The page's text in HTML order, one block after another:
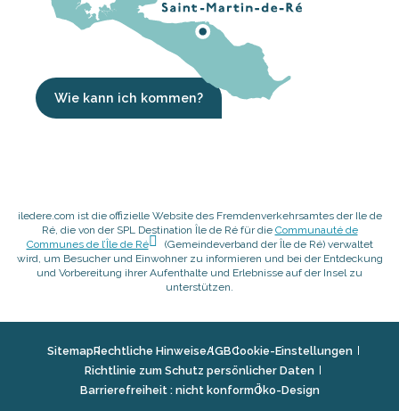
Wie kann ich kommen?
iledere.com ist die offizielle Website des Fremdenverkehrsamtes der Ile de
Ré, die von der SPL Destination Île de Ré für die Communauté de
Communes de l’Île de Ré
(Gemeindeverband der Île de Ré) verwaltet
wird, um Besucher und Einwohner zu informieren und bei der Entdeckung
und Vorbereitung ihrer Aufenthalte und Erlebnisse auf der Insel zu
unterstützen.
SitemapRechtliche HinweiseAGBCookie-Einstellungen
Richtlinie zum Schutz persönlicher Daten
Barrierefreiheit : nicht konformÖko-Design